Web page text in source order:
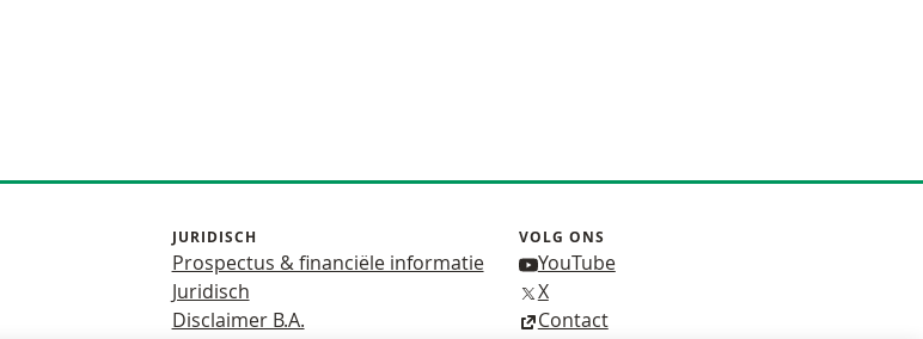
JURIDISCH
Prospectus & financiële informatie
Juridisch
Disclaimer B.A.
VOLG ONS
YouTube
X
Contact